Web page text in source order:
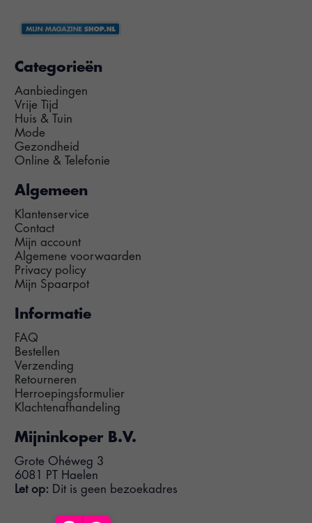
Categorieën
Aanbiedingen
Vrije Tijd
Huis & Tuin
Mode
Gezondheid
Online & Telefonie
Algemeen
Klantenservice
Contact
Mijn account
Algemene voorwaarden
Privacy policy
Mijn Spaarpot
Informatie
FAQ
Bestellen
Verzending
Retourneren
Herroepingsformulier
Klachtenafhandeling
Mijninkoper B.V.
Grote Ohéweg 3
6081 PT Haelen
Let op: Dit is geen bezoekadres